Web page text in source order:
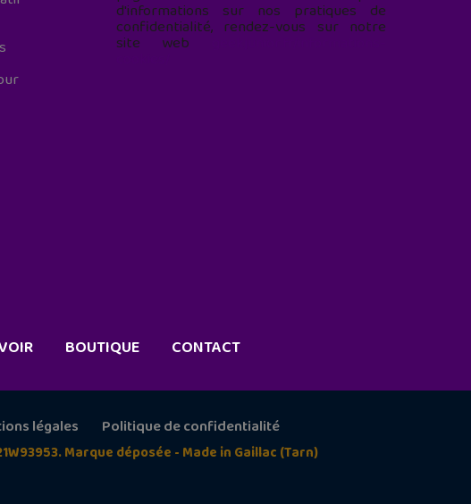
d'informations sur nos pratiques de
confidentialité, rendez-vous sur notre
site web
BOUTIQUE CONTACT
légales Politique de confidentialité
Marque déposée - Made in Gaillac (Tarn)